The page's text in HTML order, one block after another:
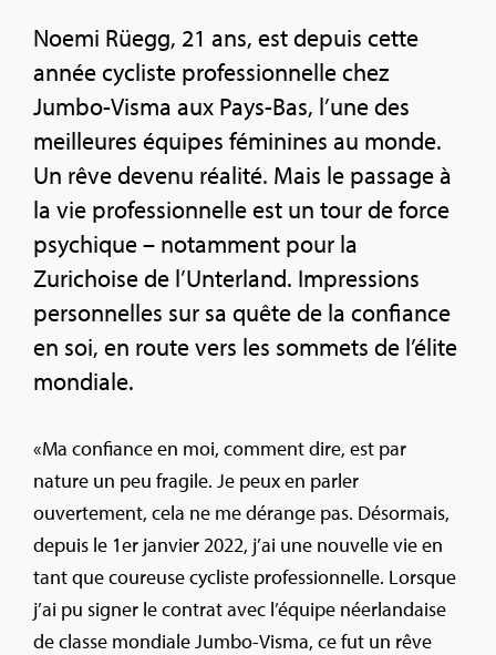
Noemi Rüegg, 21 ans, est depuis cette
année cycliste professionnelle chez
Jumbo-Visma aux Pays-Bas, l’une des
meilleures équipes féminines au monde.
Un rêve devenu réalité. Mais le passage à
la vie professionnelle est un tour de force
psychique – notamment pour la
Zurichoise de l’Unterland. Impressions
personnelles sur sa quête de la confiance
en soi, en route vers les sommets de l’élite
mondiale.
«Ma confiance en moi, comment dire, est par
nature un peu fragile. Je peux en parler
ouvertement, cela ne me dérange pas. Désormais,
depuis le 1er janvier 2022, j’ai une nouvelle vie en
tant que coureuse cycliste professionnelle. Lorsque
j’ai pu signer le contrat avec l’équipe néerlandaise
de classe mondiale Jumbo-Visma, ce fut un rêve